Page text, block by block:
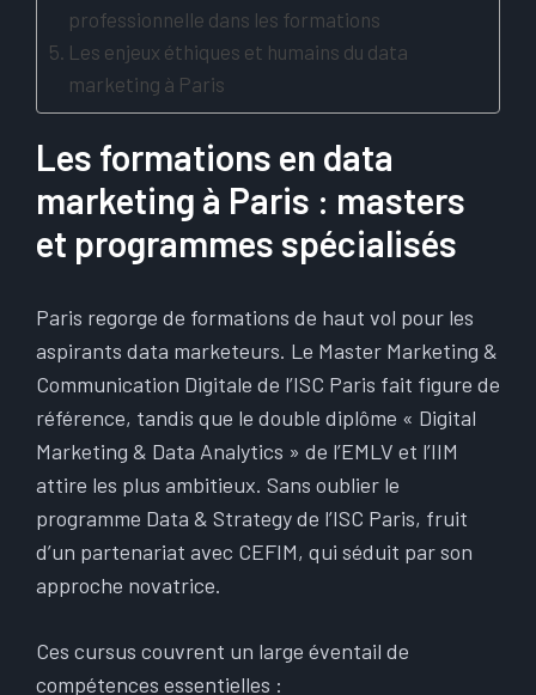
professionnelle dans les formations
Les enjeux éthiques et humains du data
marketing à Paris
Les formations en data
marketing à Paris : masters
et programmes spécialisés
Paris regorge de formations de haut vol pour les
aspirants data marketeurs. Le Master Marketing &
Communication Digitale de l’ISC Paris fait figure de
référence, tandis que le double diplôme « Digital
Marketing & Data Analytics » de l’EMLV et l’IIM
attire les plus ambitieux. Sans oublier le
programme Data & Strategy de l’ISC Paris, fruit
d’un partenariat avec CEFIM, qui séduit par son
approche novatrice.
Ces cursus couvrent un large éventail de
compétences essentielles :